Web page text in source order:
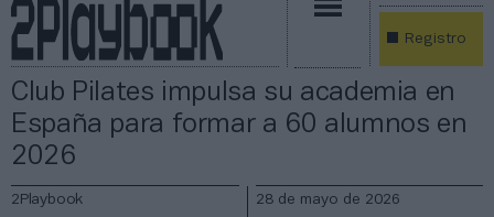
Registro
Club Pilates impulsa su academia en
España para formar a 60 alumnos en
2026
2Playbook 28 de mayo de 2026